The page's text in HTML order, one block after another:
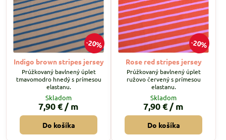
20%
Indigo brown stripes jersey
Prúžkovaný bavlnený úplet
tmavomodro hnedý s prímesou
elastanu.
Skladom
7,90 € / m
Do košíka
20%
Rose red stripes jersey
Prúžkovaný bavlnený úplet
ružovo červený s prímesou
elastanu.
Skladom
7,90 € / m
Do košíka